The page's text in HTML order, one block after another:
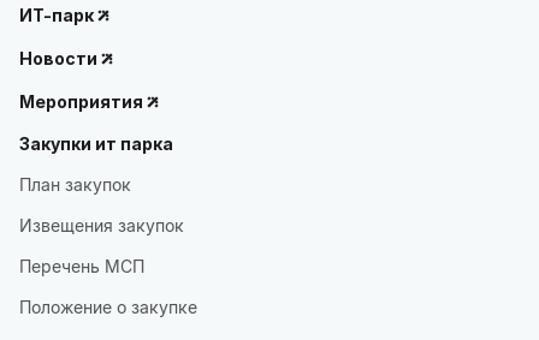
ИТ-парк
Новости
Мероприятия
Закупки ит парка
План закупок
Извещения закупок
Перечень МСП
Положение о закупке